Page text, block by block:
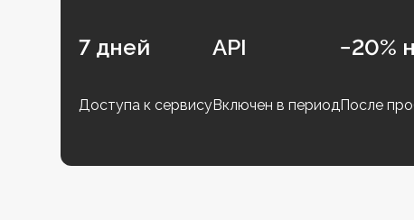
7 дней
Доступа к сервису
API
Включен в период
−20%
После